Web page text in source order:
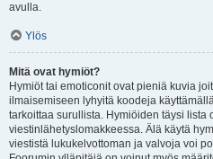
avulla.
Ylös
Mitä ovat hymiöt?
Hymiöt tai emoticonit ovat pieniä kuvia
ilmaisemiseen lyhyitä koodeja
tarkoittaa surullista. Hymiöiden täysi lista
viestinlähetyslomakkeessa. Älä käytä
viestistä lukukelvottoman ja valvoja voi